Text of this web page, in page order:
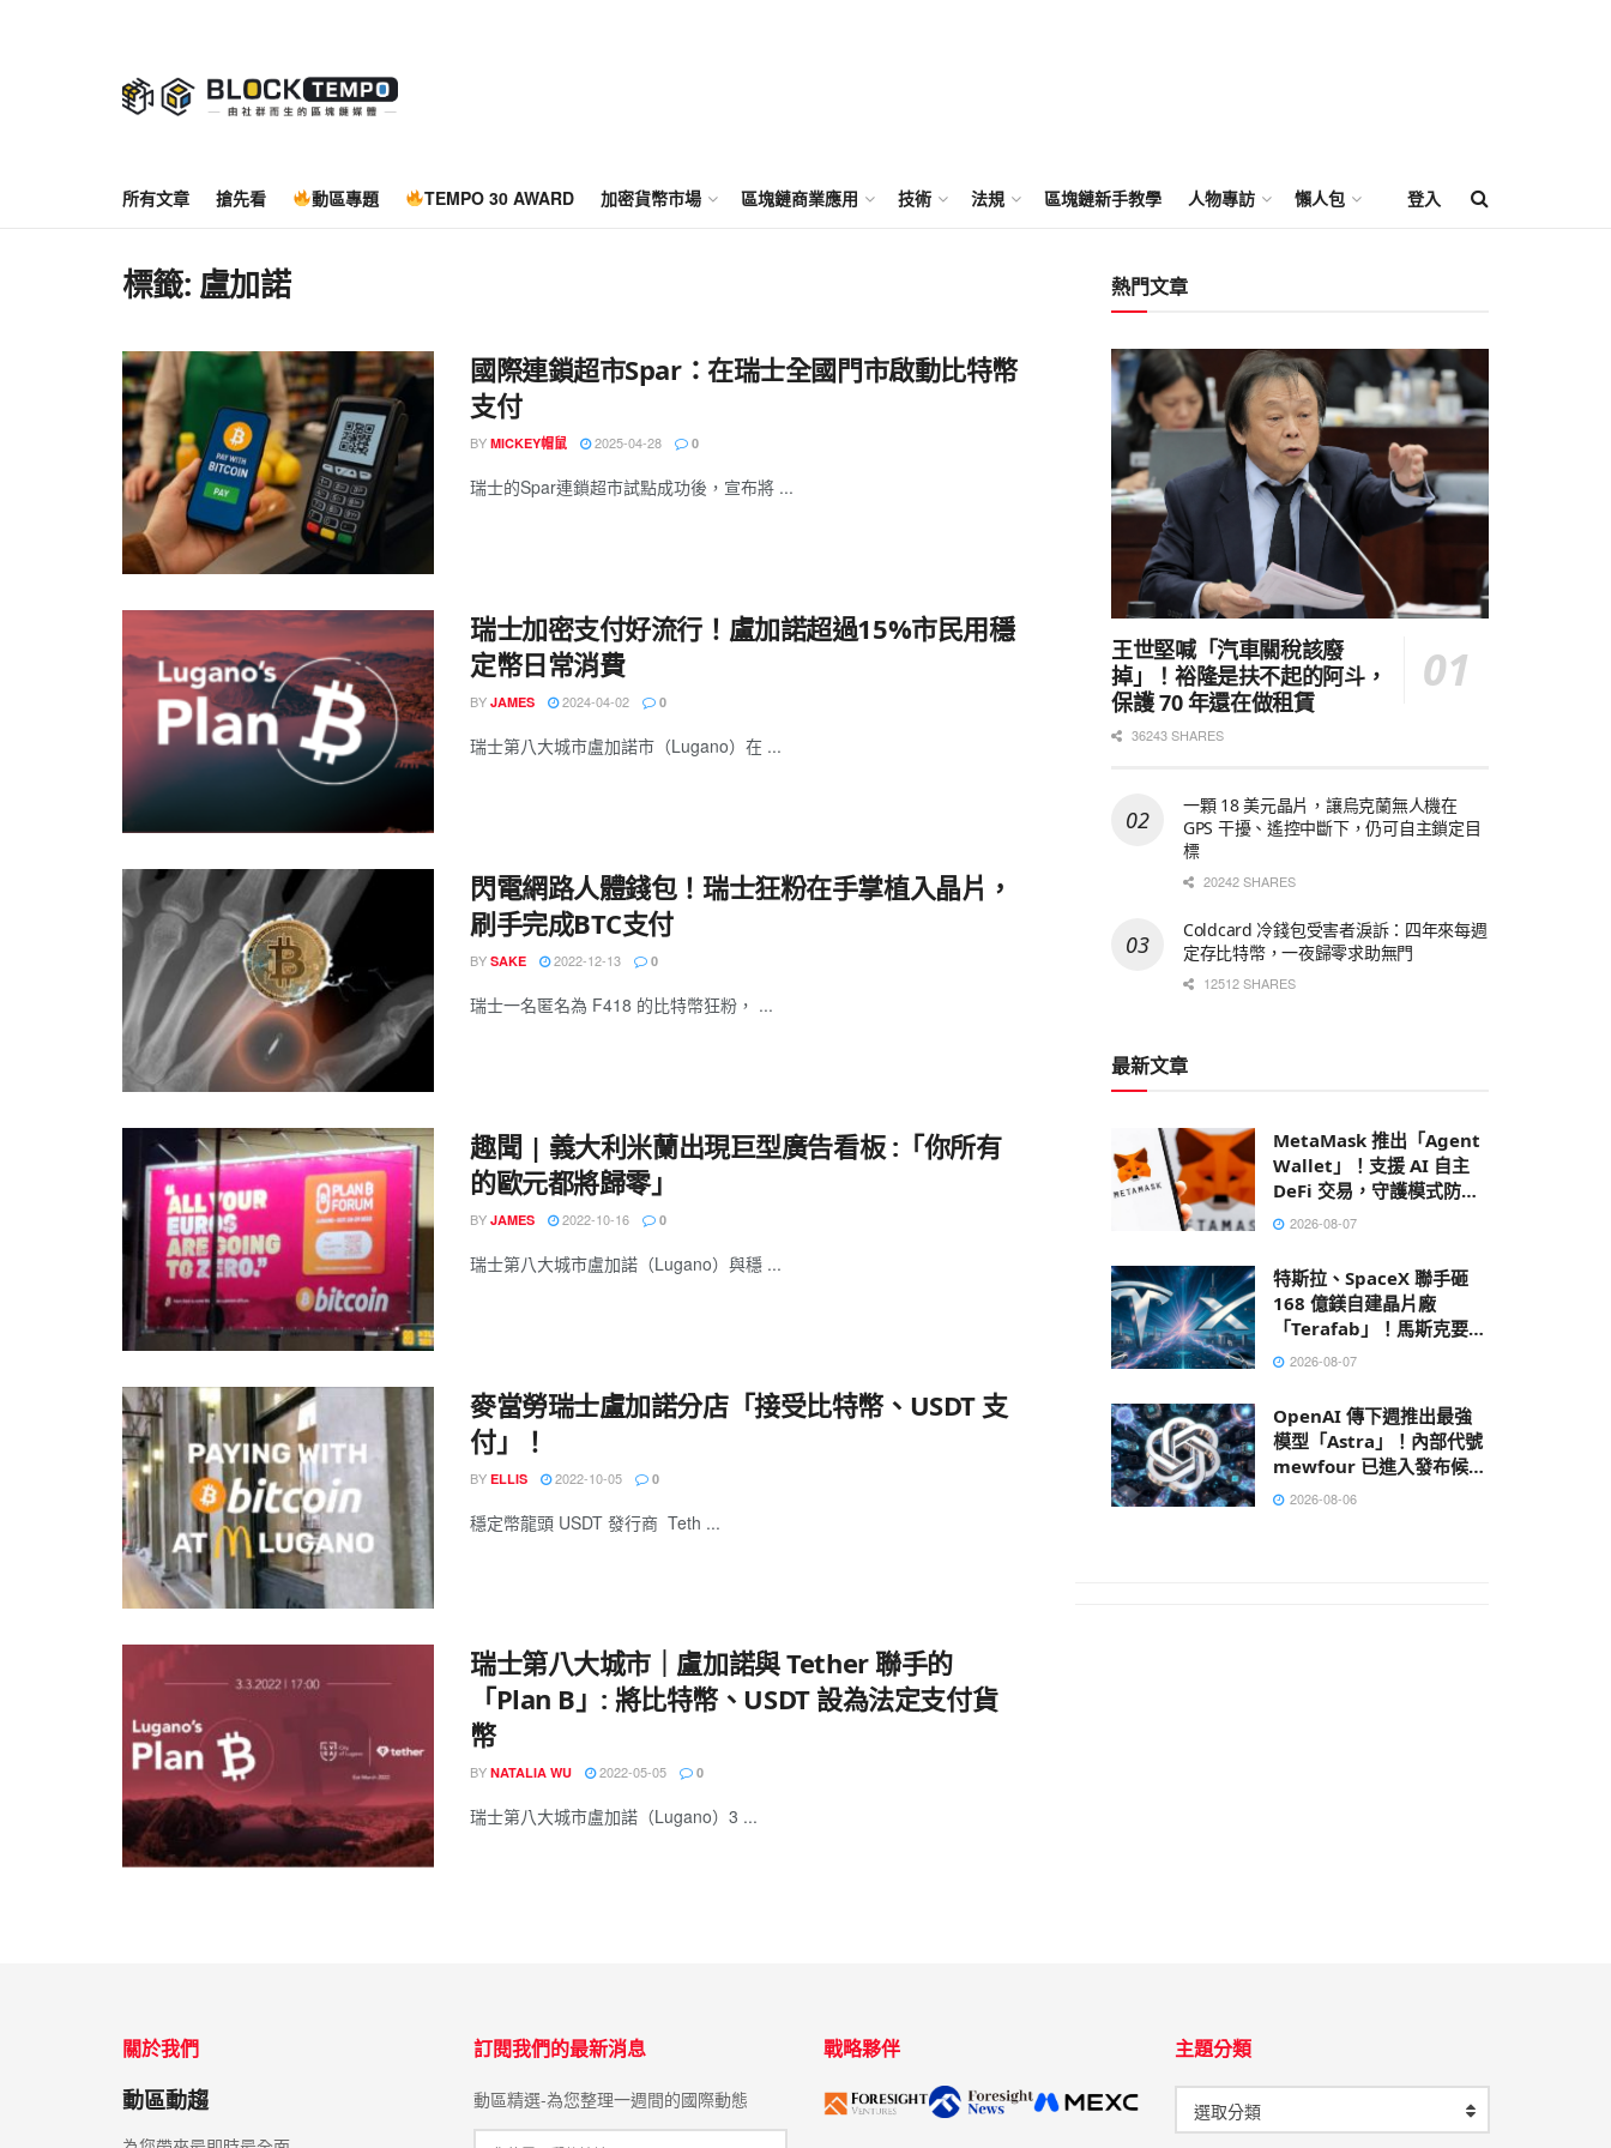
所有文章 搶先看 動區專題 TEMPO 30 AWARD 加密貨幣市場 區塊鏈商業應用 技術 法規 區塊鏈新手教學 人物專訪 懶人包 登入
標籤: 盧加諾
國際連鎖超市Spar：在瑞士全國門市啟動比特幣
支付
BY MICKEY帽鼠 2025-04-28 0
瑞士的Spar連鎖超市試點成功後，宣布將 ...
瑞士加密支付好流行！盧加諾超過15%市民用穩
定幣日常消費
BY JAMES 2024-04-02 0
瑞士第八大城市盧加諾市（Lugano）在 ...
閃電網路人體錢包！瑞士狂粉在手掌植入晶片，
刷手完成BTC支付
BY SAKE 2022-12-13 0
瑞士一名匿名為 F418 的比特幣狂粉， ...
趣聞 | 義大利米蘭出現巨型廣告看板 :「你所有
的歐元都將歸零」
BY JAMES 2022-10-16 0
瑞士第八大城市盧加諾（Lugano）與穩 ...
麥當勞瑞士盧加諾分店「接受比特幣、USDT 支
付」！
BY ELLIS 2022-10-05 0
穩定幣龍頭 USDT 發行商 Teth ...
瑞士第八大城市｜盧加諾與 Tether 聯手的
「Plan B」: 將比特幣、USDT 設為法定支付貨
幣
BY NATALIA WU 2022-05-05 0
瑞士第八大城市盧加諾（Lugano）3 ...
熱門文章
王世堅喊「汽車關稅該廢
掉」！裕隆是扶不起的阿斗，
保護 70 年還在做租賃
36243 SHARES
一顆 18 美元晶片，讓烏克蘭無人機在
GPS 干擾、遙控中斷下，仍可自主鎖定目
標
20242 SHARES
Coldcard 冷錢包受害者淚訴：四年來每週
定存比特幣，一夜歸零求助無門
12512 SHARES
最新文章
MetaMask 推出「Agent
Wallet」！支援 AI 自主
DeFi 交易，守護模式防禦
鏈上風險
2026-08-07
特斯拉、SpaceX 聯手砸
168 億鎂自建晶片廠
「Terafab」！馬斯克要打
造地表最大建築
2026-08-07
OpenAI 傳下週推出最強
模型「Astra」！內部代號
mewfour 已進入發布候選
階段2026-08-06
關於我們
動區動趨
訂閱我們的最新消息
動區精選-為您整理一週間的國際動態
戰略夥伴 主題分類
選取分類